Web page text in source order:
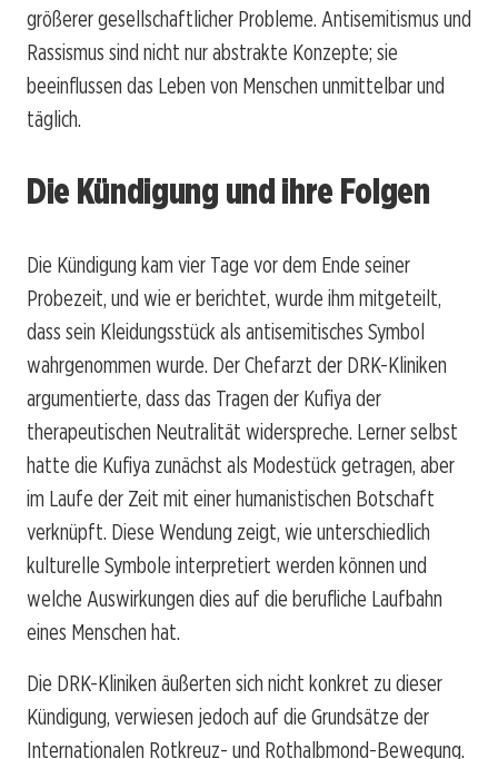
größerer gesellschaftlicher Probleme. Antisemitismus und
Rassismus sind nicht nur abstrakte Konzepte; sie
beeinflussen das Leben von Menschen unmittelbar und
täglich.
Die Kündigung und ihre Folgen
Die Kündigung kam vier Tage vor dem Ende seiner
Probezeit, und wie er berichtet, wurde ihm mitgeteilt,
dass sein Kleidungsstück als antisemitisches Symbol
wahrgenommen wurde. Der Chefarzt der DRK-Kliniken
argumentierte, dass das Tragen der Kufiya der
therapeutischen Neutralität widerspreche. Lerner selbst
hatte die Kufiya zunächst als Modestück getragen, aber
im Laufe der Zeit mit einer humanistischen Botschaft
verknüpft. Diese Wendung zeigt, wie unterschiedlich
kulturelle Symbole interpretiert werden können und
welche Auswirkungen dies auf die berufliche Laufbahn
eines Menschen hat.
Die DRK-Kliniken äußerten sich nicht konkret zu dieser
Kündigung, verwiesen jedoch auf die Grundsätze der
Internationalen Rotkreuz- und Rothalbmond-Bewegung.